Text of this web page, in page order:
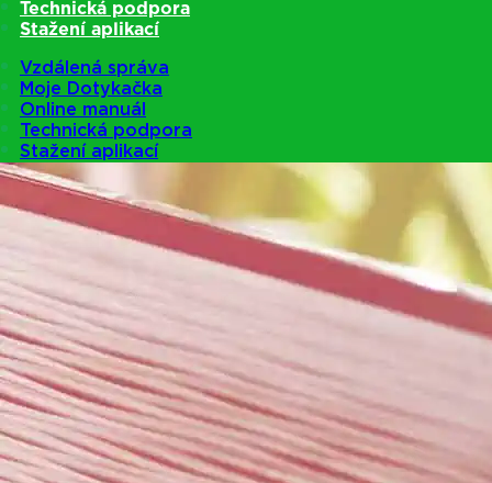
Technická podpora
Stažení aplikací
Vzdálená správa
Moje Dotykačka
Online manuál
Technická podpora
Stažení aplikací